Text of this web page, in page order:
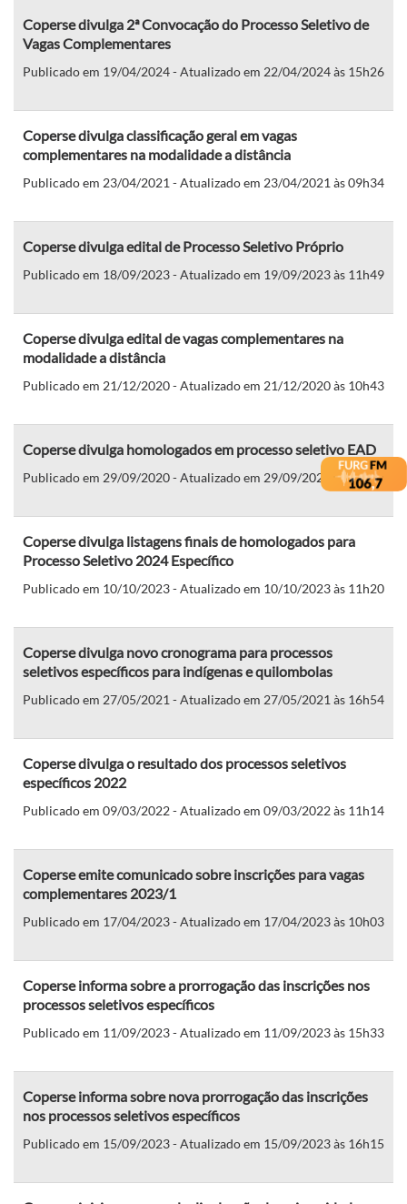
Coperse divulga 2ª Convocação do Processo Seletivo de
Vagas Complementares
Publicado em 19/04/2024 - Atualizado em 22/04/2024 às 15h26
Coperse divulga classificação geral em vagas
complementares na modalidade a distância
Publicado em 23/04/2021 - Atualizado em 23/04/2021 às 09h34
Coperse divulga edital de Processo Seletivo Próprio
Publicado em 18/09/2023 - Atualizado em 19/09/2023 às 11h49
Coperse divulga edital de vagas complementares na
modalidade a distância
Publicado em 21/12/2020 - Atualizado em 21/12/2020 às 10h43
Coperse divulga homologados em processo seletivo EAD
Publicado em 29/09/2020 - Atualizado em 29/09/2020 às 10h07
Coperse divulga listagens finais de homologados para
Processo Seletivo 2024 Específico
Publicado em 10/10/2023 - Atualizado em 10/10/2023 às 11h20
Coperse divulga novo cronograma para processos
seletivos específicos para indígenas e quilombolas
Publicado em 27/05/2021 - Atualizado em 27/05/2021 às 16h54
Coperse divulga o resultado dos processos seletivos
específicos 2022
Publicado em 09/03/2022 - Atualizado em 09/03/2022 às 11h14
Coperse emite comunicado sobre inscrições para vagas
complementares 2023/1
Publicado em 17/04/2023 - Atualizado em 17/04/2023 às 10h03
Coperse informa sobre a prorrogação das inscrições nos
processos seletivos específicos
Publicado em 11/09/2023 - Atualizado em 11/09/2023 às 15h33
Coperse informa sobre nova prorrogação das inscrições
nos processos seletivos específicos
Publicado em 15/09/2023 - Atualizado em 15/09/2023 às 16h15